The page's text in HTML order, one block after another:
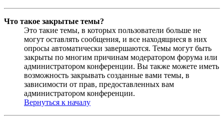
Что такое закрытые темы?
Это такие темы, в которых пользователи больше не
могут оставлять сообщения, и все находящиеся в них
опросы автоматически завершаются. Темы могут быть
закрыты по многим причинам модератором форума или
администратором конференции. Вы также можете иметь
возможность закрывать созданные вами темы, в
зависимости от прав, предоставленных вам
администратором конференции.
Вернуться к началу